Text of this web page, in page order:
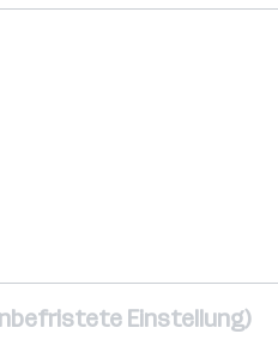
Einstellung)